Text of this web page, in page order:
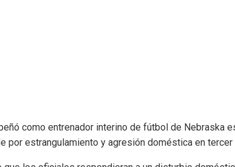
como entrenador interino de fútbol de Nebraska
por estrangulamiento y agresión doméstica en tercer